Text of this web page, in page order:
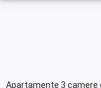
Apartamente 3 camere